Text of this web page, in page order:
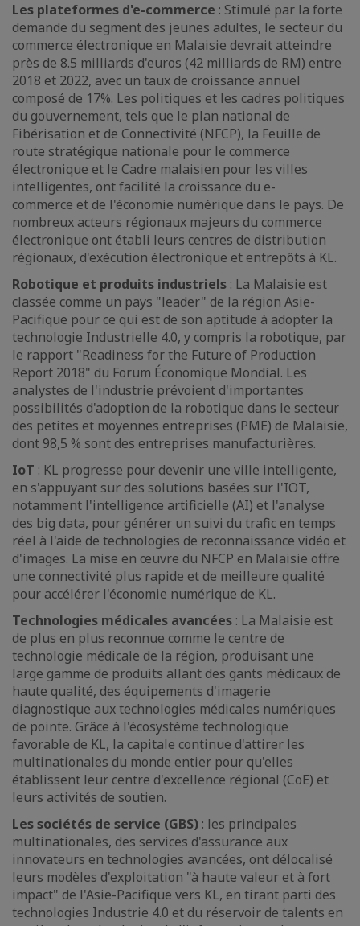
Les plateformes d'e-commerce : Stimulé par la forte
demande du segment des jeunes adultes, le secteur du
commerce électronique en Malaisie devrait atteindre
près de 8.5 milliards d'euros (42 milliards de RM) entre
2018 et 2022, avec un taux de croissance annuel
composé de 17%. Les politiques et les cadres politiques
du gouvernement, tels que le plan national de
Fibérisation et de Connectivité (NFCP), la Feuille de
route stratégique nationale pour le commerce
électronique et le Cadre malaisien pour les villes
intelligentes, ont facilité la croissance du e-
commerce et de l'économie numérique dans le pays. De
nombreux acteurs régionaux majeurs du commerce
électronique ont établi leurs centres de distribution
régionaux, d'exécution électronique et entrepôts à KL.
Robotique et produits industriels : La Malaisie est
classée comme un pays "leader" de la région Asie-
Pacifique pour ce qui est de son aptitude à adopter la
technologie Industrielle 4.0, y compris la robotique, par
le rapport "Readiness for the Future of Production
Report 2018" du Forum Économique Mondial. Les
analystes de l'industrie prévoient d'importantes
possibilités d'adoption de la robotique dans le secteur
des petites et moyennes entreprises (PME) de Malaisie,
dont 98,5 % sont des entreprises manufacturières.
IoT : KL progresse pour devenir une ville intelligente,
en s'appuyant sur des solutions basées sur l'IOT,
notamment l'intelligence artificielle (AI) et l'analyse
des big data, pour générer un suivi du trafic en temps
réel à l'aide de technologies de reconnaissance vidéo et
d'images. La mise en œuvre du NFCP en Malaisie offre
une connectivité plus rapide et de meilleure qualité
pour accélérer l'économie numérique de KL.
Technologies médicales avancées : La Malaisie est
de plus en plus reconnue comme le centre de
technologie médicale de la région, produisant une
large gamme de produits allant des gants médicaux de
haute qualité, des équipements d'imagerie
diagnostique aux technologies médicales numériques
de pointe. Grâce à l'écosystème technologique
favorable de KL, la capitale continue d'attirer les
multinationales du monde entier pour qu'elles
établissent leur centre d'excellence régional (CoE) et
leurs activités de soutien.
Les sociétés de service (GBS) : les principales
multinationales, des services d'assurance aux
innovateurs en technologies avancées, ont délocalisé
leurs modèles d'exploitation "à haute valeur et à fort
impact" de l'Asie-Pacifique vers KL, en tirant parti des
technologies Industrie 4.0 et du réservoir de talents en